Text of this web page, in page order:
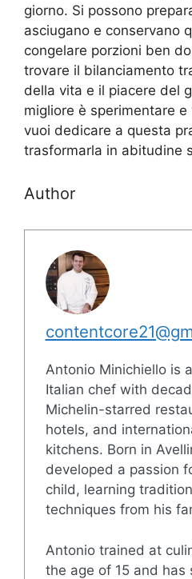
giorno. Si possono
asciugano e conservano
congelare porzioni ben
trovare il bilanciamento
della vita e il piacere del
migliore è sperimentare
vuoi dedicare a questa
trasformarla in abitudine
Author
Antonio Minichiello is
Italian chef with
Michelin-starred
hotels, and
kitchens. Born in
developed a passion
child, learning
techniques from his
Antonio trained at
the age of 15 and has